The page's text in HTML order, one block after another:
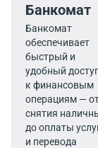
Банкомат
Банкомат
обеспечивает
быстрый и
удобный
к финансовым
операциям —
снятия
до оплаты
и перевода